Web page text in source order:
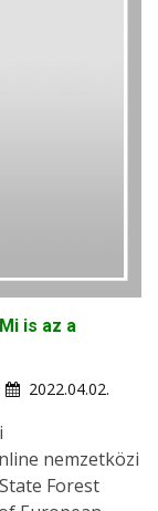
is az a
2022.04.02.
nemzetközi
Forest